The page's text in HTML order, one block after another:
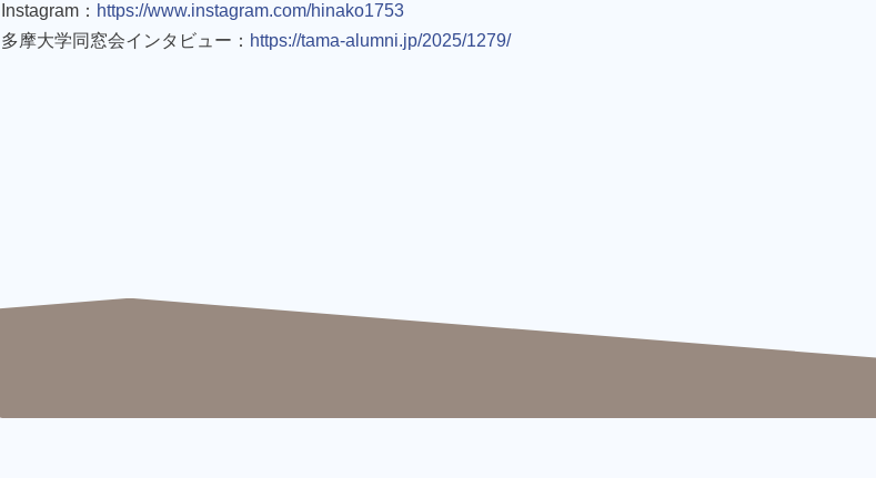
Instagram： https://www.instagram.com/hinako1753
多摩大学同窓会インタビュー： https://tama-alumni.jp/2025/1279/